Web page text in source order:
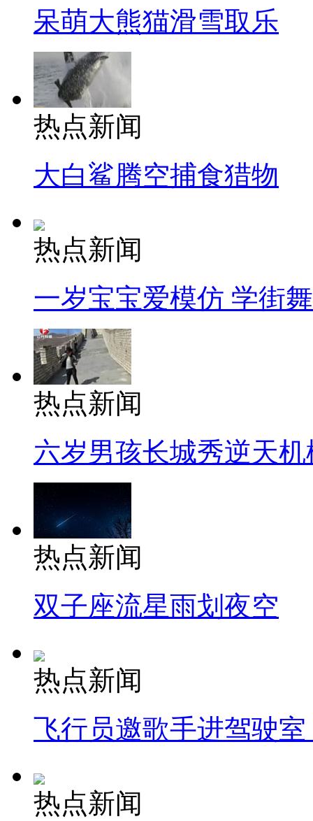
呆萌大熊猫滑雪取乐
热点新闻
大白鲨腾空捕食猎物
热点新闻
一岁宝宝爱模仿 学街
热点新闻
六岁男孩长城秀逆天机
热点新闻
双子座流星雨划夜空
热点新闻
飞行员邀歌手进驾驶
热点新闻